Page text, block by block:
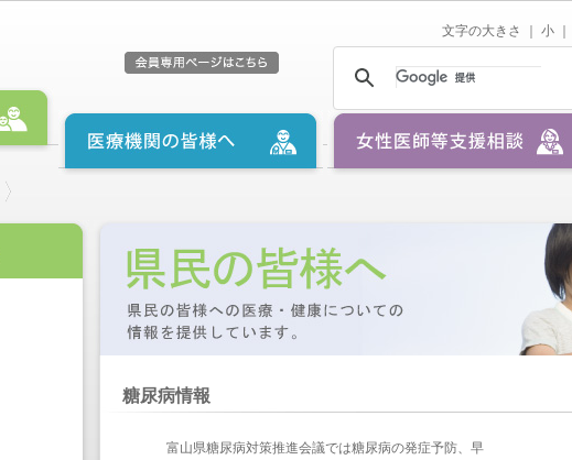
文字の大きさ ｜ 小
糖尿病情報
富山県糖尿病対策推進会議では糖尿病の発症予防、早